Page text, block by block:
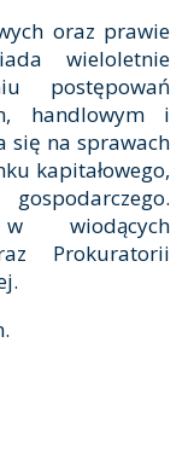
oraz prawie
wieloletnie
postępowań
handlowym i
się na sprawach
kapitałowego,
w wiodących
Prokuratorii